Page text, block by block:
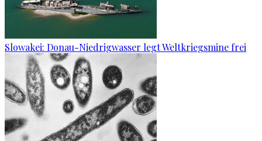
Slowakei: Donau-Niedrigwasser legt Weltkriegsmine frei